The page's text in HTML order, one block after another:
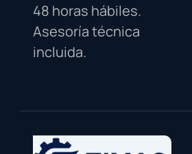
48 horas hábiles.
Asesoría técnica
incluida.